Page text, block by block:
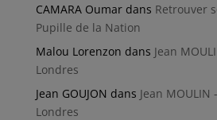
CAMARA Oumardans Retrouver
Pupille de la Nation
Malou Lorenzon dans Jean
Londres
Jean GOUJON dans Jean MOULIN
Londres